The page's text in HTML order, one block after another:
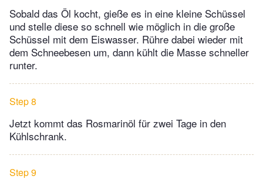
Sobald das Öl kocht, gieße es in eine kleine Schüssel
und stelle diese so schnell wie möglich in die große
Schüssel mit dem Eiswasser. Rühre dabei wieder mit
dem Schneebesen um, dann kühlt die Masse schneller
runter.
Step 8
Jetzt kommt das Rosmarinöl für zwei Tage in den
Kühlschrank.
Step 9